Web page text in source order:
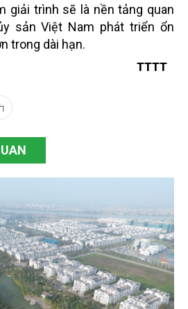
giải trình sẽ là nền tảng quan
sản Việt Nam phát triển ổn
trong dài hạn.
TTTT